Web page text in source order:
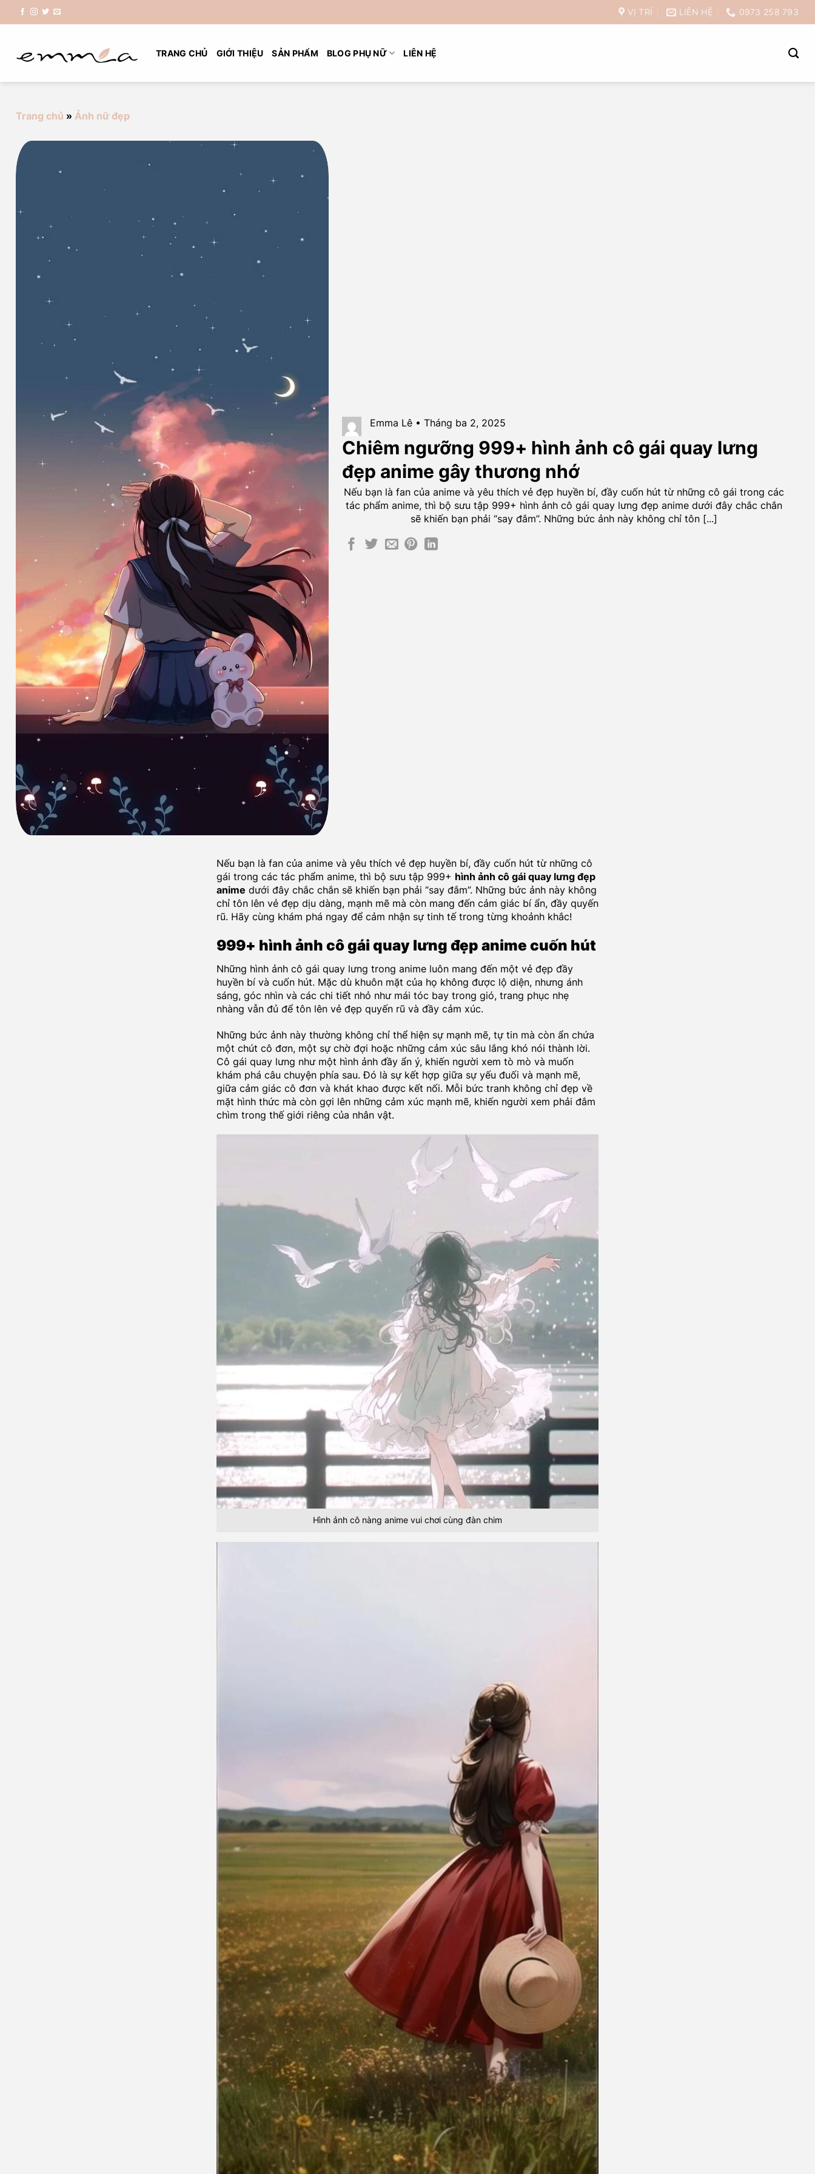
Chuyển
đến
dung
VỊ TRÍ LIÊN HỆ 0973 258 793
TRANG CHỦ GIỚI THIỆU SẢN PHẨM BLOG PHỤ NỮ LIÊN HỆ
Trang chủ » Ảnh nữ đẹp
Emma Lê • Tháng ba 2, 2025
Chiêm ngưỡng 999+ hình ảnh cô gái quay lưng
đẹp anime gây thương nhớ
Nếu bạn là fan của anime và yêu thích vẻ đẹp huyền bí, đầy cuốn hút từ những cô gái trong các
tác phẩm anime, thì bộ sưu tập 999+ hình ảnh cô gái quay lưng đẹp anime dưới đây chắc chắn
sẽ khiến bạn phải “say đắm”. Những bức ảnh này không chỉ tôn [...]
Nếu bạn là fan của anime và yêu thích vẻ đẹp huyền bí, đầy cuốn hút từ những cô
gái trong các tác phẩm anime, thì bộ sưu tập 999+ hình ảnh cô gái quay lưng đẹp
anime dưới đây chắc chắn sẽ khiến bạn phải “say đắm”. Những bức ảnh này không
chỉ tôn lên vẻ đẹp dịu dàng, mạnh mẽ mà còn mang đến cảm giác bí ẩn, đầy quyến
rũ. Hãy cùng khám phá ngay để cảm nhận sự tinh tế trong từng khoảnh khắc!
999+ hình ảnh cô gái quay lưng đẹp anime cuốn hút
Những hình ảnh cô gái quay lưng trong anime luôn mang đến một vẻ đẹp đầy
huyền bí và cuốn hút. Mặc dù khuôn mặt của họ không được lộ diện, nhưng ánh
sáng, góc nhìn và các chi tiết nhỏ như mái tóc bay trong gió, trang phục nhẹ
nhàng vẫn đủ để tôn lên vẻ đẹp quyến rũ và đầy cảm xúc.
Những bức ảnh này thường không chỉ thể hiện sự mạnh mẽ, tự tin mà còn ẩn chứa
một chút cô đơn, một sự chờ đợi hoặc những cảm xúc sâu lắng khó nói thành lời.
Cô gái quay lưng như một hình ảnh đầy ẩn ý, khiến người xem tò mò và muốn
khám phá câu chuyện phía sau. Đó là sự kết hợp giữa sự yếu đuối và mạnh mẽ,
giữa cảm giác cô đơn và khát khao được kết nối. Mỗi bức tranh không chỉ đẹp về
mặt hình thức mà còn gợi lên những cảm xúc mạnh mẽ, khiến người xem phải đắm
chìm trong thế giới riêng của nhân vật.
Hình ảnh cô nàng anime vui chơi cùng đàn chim